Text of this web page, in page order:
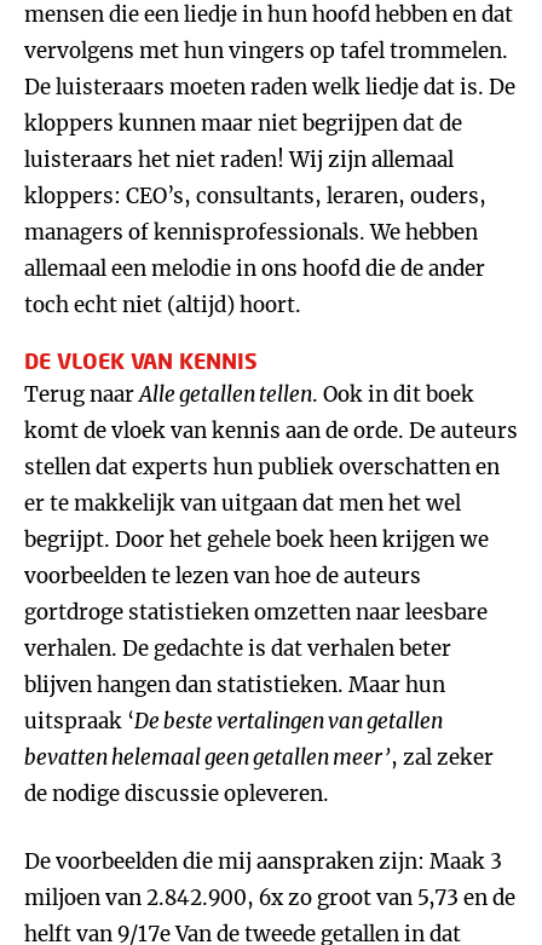
mensen die een liedje in hun hoofd hebben en dat
vervolgens met hun vingers op tafel trommelen.
De luisteraars moeten raden welk liedje dat is. De
kloppers kunnen maar niet begrijpen dat de
luisteraars het niet raden! Wij zijn allemaal
kloppers: CEO’s, consultants, leraren, ouders,
managers of kennisprofessionals. We hebben
allemaal een melodie in ons hoofd die de ander
toch echt niet (altijd) hoort.
DE VLOEK VAN KENNIS
Terug naarAlle getallen tellen. Ook in dit boek
komt de vloek van kennis aan de orde. De auteurs
stellen dat experts hun publiek overschatten en
er te makkelijk van uitgaan dat men het wel
begrijpt. Door het gehele boek heen krijgen we
voorbeelden te lezen van hoe de auteurs
gortdroge statistieken omzetten naar leesbare
verhalen. De gedachte is dat verhalen beter
blijven hangen dan statistieken. Maar hun
uitspraak ‘De beste vertalingen vangetallen
bevatten helemaal geengetallenmeer’, zal zeker
de nodige discussie opleveren.
De voorbeelden die mij aanspraken zijn: Maak 3
miljoen van 2.842.900, 6x zo groot van 5,73 en de
helft van 9/17e Van de tweede getallen in dat